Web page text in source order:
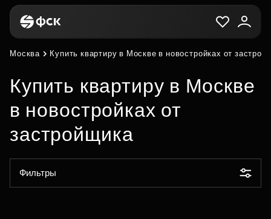
Москва Купить квартиру в Москве в новостройках от
Купить квартиру в Москве
в новостройках от
застройщика
Фильтры